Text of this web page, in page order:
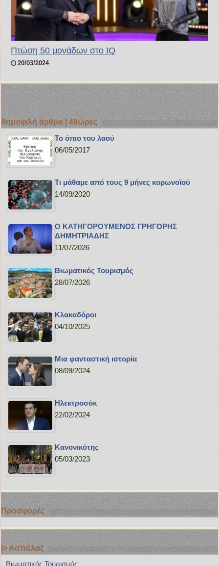
Πτώση 50 μονάδων στο IQ
20/03/2024
δημοφιλή άρθρα | 48ώρες
Το όπιο του λαού
06/05/2017
Τι μάθαμε από τους 9 μήνες κορωνοϊού
14/09/2020
Ο ΚΑΤΗΓΟΡΟΥΜΕΝΟΣ ΓΡΗΓΟΡΗΣ
ΔΗΜΗΤΡΙΑΔΗΣ
11/07/2026
Bιωματικός Τουρισμός
28/07/2026
Κλακαδόροι
04/10/2025
Μια φανταστική ιστορία
08/09/2024
Ηλεκτροσόκ
22/02/2024
Κανονικότης
05/03/2023
Προσφορές
|> Ασπάλαξ
Bιωματικός Τουρισμός